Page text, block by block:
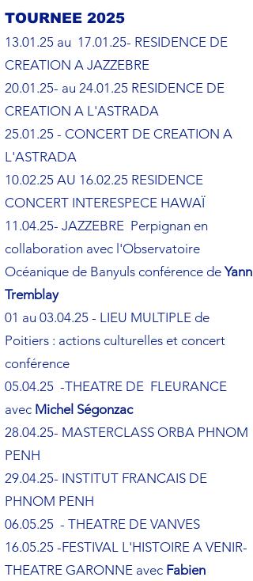
TOURNEE 2025
13.01.25 au 17.01.25- RESIDENCE DE
CREATION A JAZZEBRE
20.01.25- au 24.01.25 RESIDENCE DE
CREATION A L'ASTRADA
25.01.25 - CONCERT DE CREATION A
L'ASTRADA
10.02.25 AU 16.02.25 RESIDENCE
CONCERT INTERESPECE HAWAÏ
11.04.25- JAZZEBRE Perpignan en
collaboration avec l'Observatoire
Océanique de Banyuls conférence deYann
Tremblay
01 au 03.04.25 - LIEU MULTIPLE de
Poitiers : actions culturelles et concert
conférence
05.04.25 -THEATRE DE FLEURANCE
avec Michel Ségonzac
28.04.25- MASTERCLASS ORBA PHNOM
PENH
29.04.25- INSTITUT FRANCAIS DE
PHNOM PENH
06.05.25 - THEATRE DE VANVES
16.05.25 -FESTIVAL L'HISTOIRE A VENIR-
THEATRE GARONNE avec Fabien